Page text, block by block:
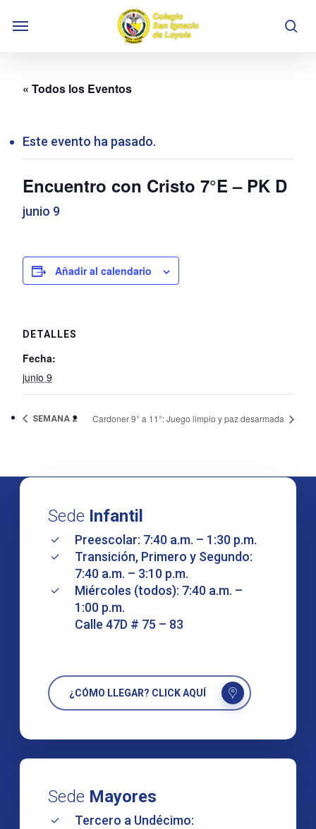
Menu
« Todos los Eventos
Este evento ha pasado.
Encuentro con Cristo 7°E – PK D
junio 9
Añadir al calendario
DETALLES
Fecha:
junio 9
SEMANA 2 Cardoner 9° a 11°: Juego limpio y paz desarmada
Sede Infantil
Preescolar: 7:40 a.m. – 1:30 p.m.
Transición, Primero y Segundo:
7:40 a.m. – 3:10 p.m.
Miércoles (todos): 7:40 a.m. –
1:00 p.m.
Calle 47D # 75 – 83
¿CÓMO LLEGAR? CLICK AQUÍ
Sede Mayores
Tercero a Undécimo: